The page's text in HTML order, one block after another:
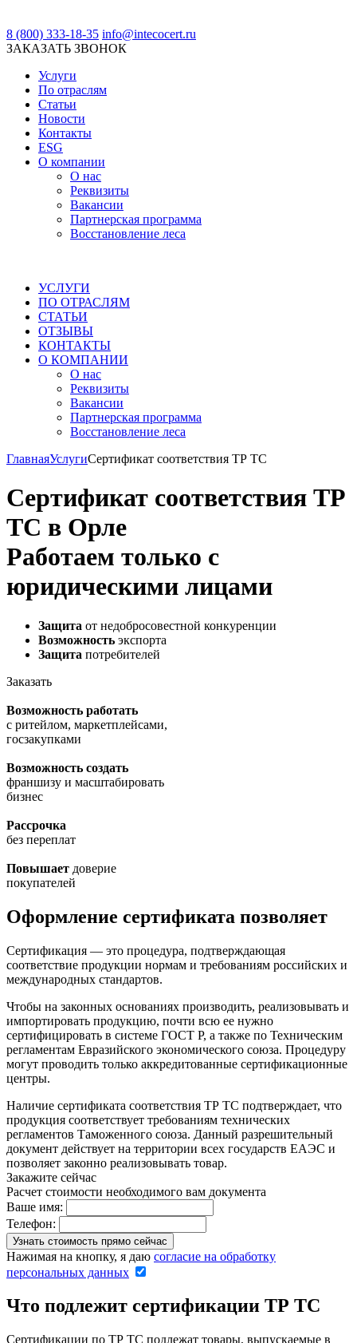
8 (800) 333-18-35 info@intecocert.ru
ЗАКАЗАТЬ ЗВОНОК
Услуги
По отраслям
Статьи
Новости
Контакты
ESG
О компании
О нас
Реквизиты
Вакансии
Партнерская программа
Восстановление леса
УСЛУГИ
ПО ОТРАСЛЯМ
СТАТЬИ
ОТЗЫВЫ
КОНТАКТЫ
О КОМПАНИИ
О нас
Реквизиты
Вакансии
Партнерская программа
Восстановление леса
ГлавнаяУслугиСертификат соответствия ТР ТC
Сертификат соответствия ТР
ТС в Орле
Работаем только с
юридическими лицами
Защита от недобросовестной конкуренции
Возможность экспорта
Защита потребителей
Заказать
Возможность работать
с ритейлом, маркетплейсами,
госзакупками
Возможность создать
франшизу и масштабировать
бизнес
Рассрочка
без переплат
Повышает доверие
покупателей
Оформление сертификата позволяет
Сертификация — это процедура, подтверждающая
соответствие продукции нормам и требованиям российских и
международных стандартов.
Чтобы на законных основаниях производить, реализовывать и
импортировать продукцию, почти всю ее нужно
сертифицировать в системе ГОСТ Р, а также по Техническим
регламентам Евразийского экономического союза. Процедуру
могут проводить только аккредитованные сертификационные
центры.
Наличие сертификата соответствия ТР ТС подтверждает, что
продукция cоответствует требованиям технических
регламентов Таможенного союза. Данный разрешительный
документ действует на территории всех государств ЕАЭС и
позволяет законно реализовывать товар.
Закажите сейчас
Расчет стоимости необходимого вам документа
Ваше имя:
Телефон:
Нажимая на кнопку, я даю согласие на обработку
персональных данных
Что подлежит сертификации ТР ТС
Сертификации по ТР ТС подлежат товары, выпускаемые в